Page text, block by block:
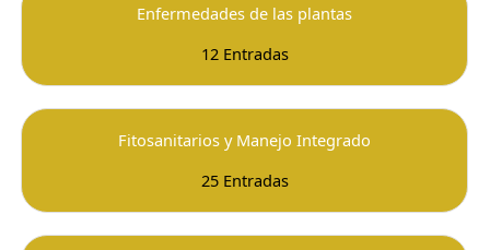
Enfermedades de las plantas
12 Entradas
Fitosanitarios y Manejo Integrado
25 Entradas